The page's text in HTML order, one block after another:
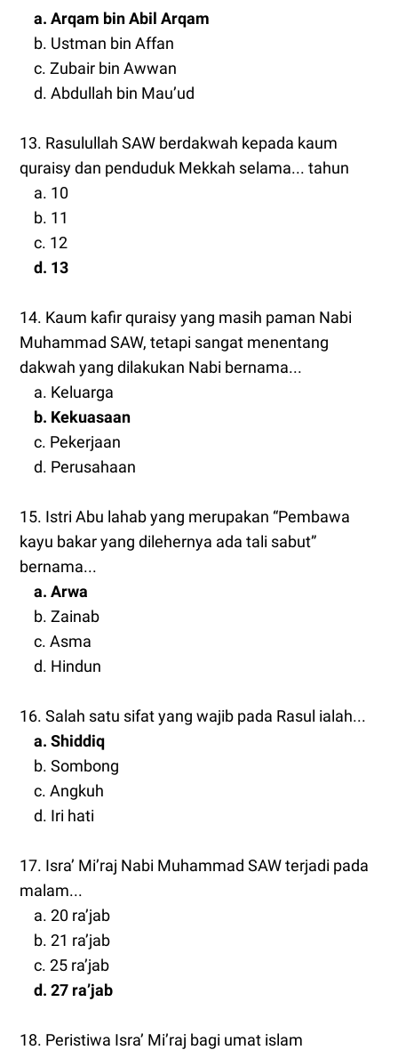
a. Arqam bin Abil Arqam
b. Ustman bin Affan
c. Zubair bin Awwan
d. Abdullah bin Mau’ud
13. Rasulullah SAW berdakwah kepada kaum
quraisy dan penduduk Mekkah selama... tahun
a. 10
b. 11
c. 12
d. 13
14. Kaum kafir quraisy yang masih paman Nabi
Muhammad SAW, tetapi sangat menentang
dakwah yang dilakukan Nabi bernama...
a. Keluarga
b. Kekuasaan
c. Pekerjaan
d. Perusahaan
15. Istri Abu lahab yang merupakan “Pembawa
kayu bakar yang dilehernya ada tali sabut”
bernama...
a. Arwa
b. Zainab
c. Asma
d. Hindun
16. Salah satu sifat yang wajib pada Rasul ialah...
a. Shiddiq
b. Sombong
c. Angkuh
d. Iri hati
17. Isra’ Mi’raj Nabi Muhammad SAW terjadi pada
malam...
a. 20 ra’jab
b. 21 ra’jab
c. 25 ra’jab
d. 27 ra’jab
18. Peristiwa Isra’ Mi’raj bagi umat islam